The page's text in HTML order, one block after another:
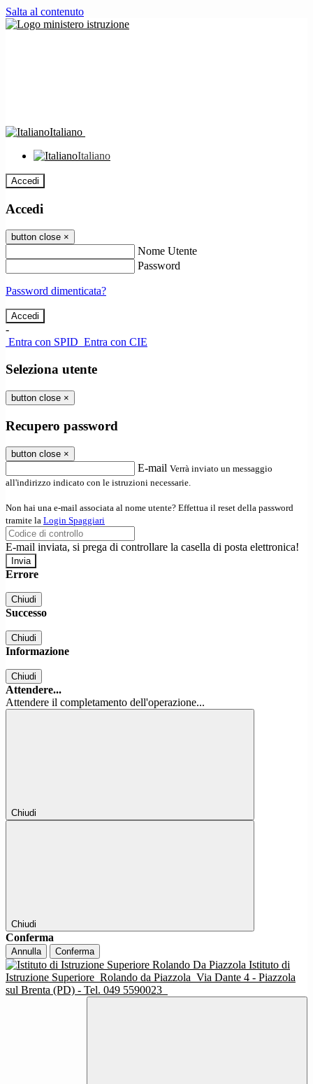
Salta al contenuto
Italiano
Italiano
Accedi
Accedi
button close ×
Nome Utente
Password
Password dimenticata?
-
Entra con SPID Entra con CIE
Seleziona utente
button close ×
Recupero password
button close ×
E-mail Verrà inviato un messaggio
all'indirizzo indicato con le istruzioni necessarie.
Non hai una e-mail associata al nome utente? Effettua il reset della password
tramite la Login Spaggiari
E-mail inviata, si prega di controllare la casella di posta elettronica!
Errore
Chiudi
Successo
Chiudi
Informazione
Chiudi
Attendere...
Attendere il completamento dell'operazione...
Chiudi
Chiudi
Conferma
Annulla Conferma
Istituto di
Istruzione Superiore Rolando da Piazzola Via Dante 4 - Piazzola
sul Brenta (PD) - Tel. 049 5590023